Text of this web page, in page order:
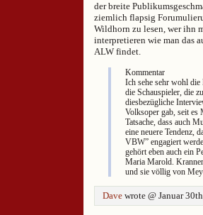
der breite
ziemlich flapsig
Wildhorn zu lesen, wer ihn
interpretieren wie man das
ALW findet.
Kommentar
Ich sehe sehr wohl die
die Schauspieler, die
diesbezügliche
Volksoper gab, seit es
Tatsache, dass auch
eine neuere Tendenz,
VBW” engagiert
gehört eben auch ein
Maria Marold.
und sie völlig von
Dave wrote @ Januar